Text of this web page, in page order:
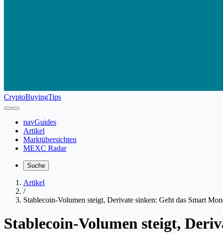
CryptoBuyingTips
navGuides
Artikel
Marktübersichten
MEXC Radar
Suche
Artikel
/
Stablecoin-Volumen steigt, Derivate sinken: Geht das Smart
Stablecoin-Volumen steigt,